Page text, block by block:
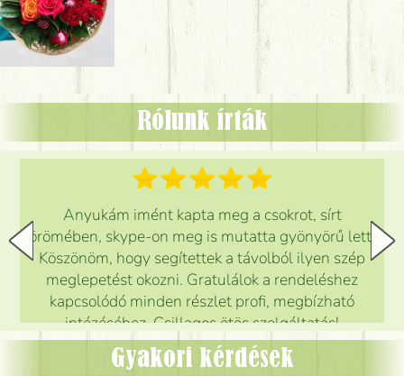
Rólunk írták
Anyukám imént kapta meg a csokrot, sírt
örömében, skype-on meg is mutatta gyönyörű lett.
Köszönöm, hogy segítettek a távolból ilyen szép
meglepetést okozni. Gratulálok a rendeléshez
kapcsolódó minden részlet profi, megbízható
intézéséhez. Csillagos ötös szolgáltatás!
Mónika
Gyakori kérdések